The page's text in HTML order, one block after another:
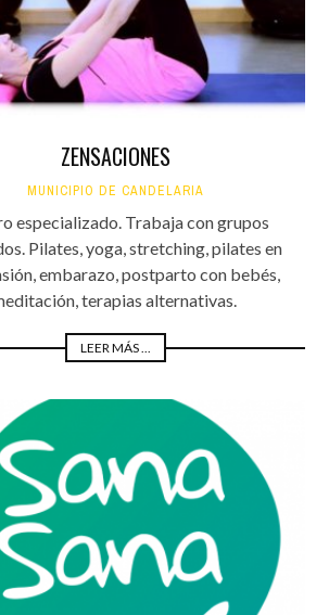
ZENSACIONES
MUNICIPIO DE CANDELARIA
especializado. Trabaja con grupos
Pilates, yoga, stretching, pilates en
embarazo, postparto con bebés,
terapias alternativas.
LEER MÁS ...